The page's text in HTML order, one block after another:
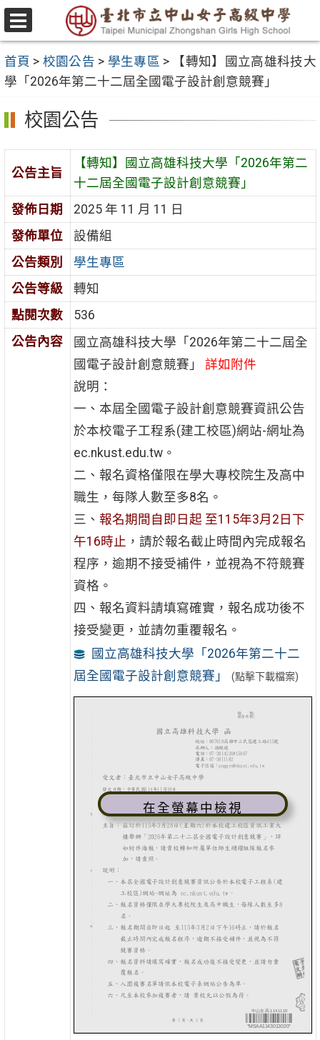
跳
至
要
內
容
區
選
單
首頁 > 校園公告 > 學生專區 >
【轉知】國立高雄科技大
學「2026年第二十二屆全國電子設計創意競賽」
校園公告
公告主旨
【轉知】國立高雄科技大學「2026年第二
十二屆全國電子設計創意競賽」
發佈日期
2025 年 11 月 11 日
發佈單位
設備組
公告類別
學生專區
公告等級
轉知
點閱次數
536
公告內容
國立高雄科技大學「2026年第二十二屆全
國電子設計創意競賽」 詳如附件
說明：
一、本屆全國電子設計創意競賽資訊公告
於本校電子工程系(建工校區)網站-網址為
ec.nkust.edu.tw。
二、報名資格僅限在學大專校院生及高中
職生，每隊人數至多8名。
三、 報名期間自即日起 至115年3月2日下
午16時止 ，請於報名截止時間內完成報名
程序，逾期不接受補件，並視為不符競賽
資格。
四、報名資料請填寫確實，報名成功後不
接受變更，並請勿重覆報名。
國立高雄科技大學「2026年第二十二
屆全國電子設計創意競賽」
(點擊下載檔案)
在全螢幕中檢視